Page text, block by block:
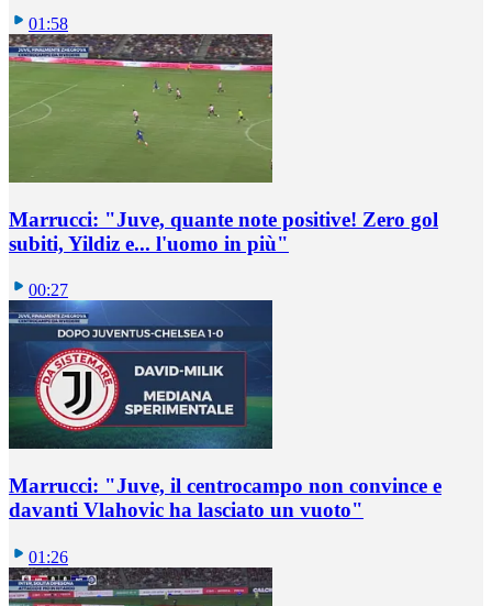
01:58
Marrucci: "Juve, quante note positive! Zero gol
subiti, Yildiz e... l'uomo in più"
00:27
Marrucci: "Juve, il centrocampo non convince e
davanti Vlahovic ha lasciato un vuoto"
01:26